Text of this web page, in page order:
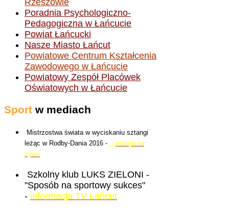
Poradnia Psychologiczno-
Pedagogiczna w Łańcucie
Powiat Łańcucki
Nasze Miasto Łańcut
Powiatowe Centrum Kształcenia
Zawodowego w Łańcucie
Powiatowy Zespół Placówek
Oświatowych w Łańcucie
Sport w mediach
Mistrzostwa świata w wyciskaniu sztangi
leżąc w Rodby-Dania 2016 - - relacja na
żywo
Szkolny klub LUKS ZIELONI -
"Sposób na sportowy sukces"
- informacja TV Łańcut